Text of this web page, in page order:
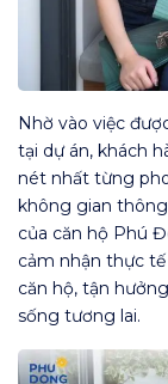
Nhờ vào việc
tại dự án, khách
nét nhất từng
không gian
của căn hộ Phú
cảm nhận thực
căn hộ, tận
sống tương lai.